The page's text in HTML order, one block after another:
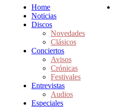
Home
Noticias
Discos
Novedades
Clásicos
Conciertos
Avisos
Crónicas
Festivales
Entrevistas
Audios
Especiales